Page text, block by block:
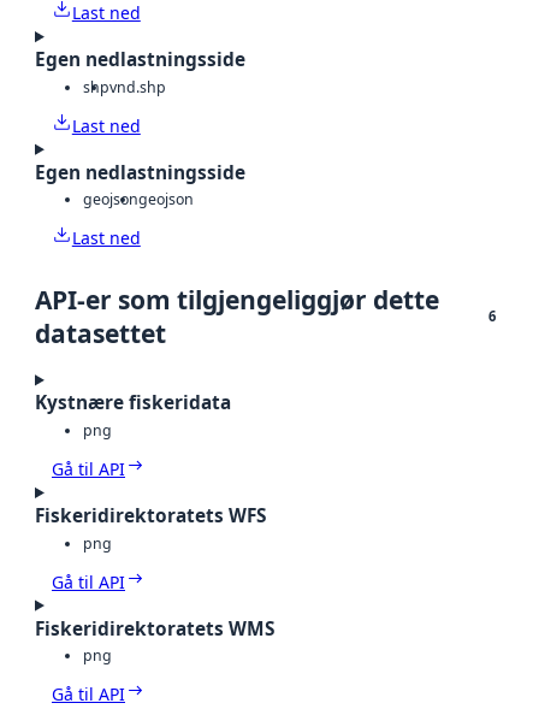
Last ned
Egen nedlastningsside
shpvnd.shp
Last ned
Egen nedlastningsside
geojsongeojson
Last ned
API-er som tilgjengeliggjør dette
datasettet
6
Kystnære fiskeridata
png
Gå til API
Fiskeridirektoratets WFS
png
Gå til API
Fiskeridirektoratets WMS
png
Gå til API